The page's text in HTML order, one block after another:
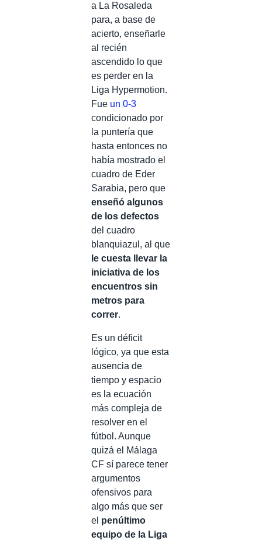
a La Rosaleda
para, a base de
acierto, enseñarle
al recién
ascendido lo que
es perder en la
Liga Hypermotion.
Fue un 0-3
condicionado por
la puntería que
hasta entonces no
había mostrado el
cuadro de Eder
Sarabia, pero que
enseñó algunos
de los defectos
del cuadro
blanquiazul, al que
le cuesta llevar la
iniciativa de los
encuentros sin
metros para
correr.
Es un déficit
lógico, ya que esta
ausencia de
tiempo y espacio
es la ecuación
más compleja de
resolver en el
fútbol. Aunque
quizá el Málaga
CF sí parece tener
argumentos
ofensivos para
algo más que ser
el penúltimo
equipo de la Liga